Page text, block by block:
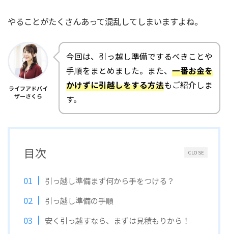
やることがたくさんあって混乱してしまいますよね。
ライフアドバイ
ザーさくら
今回は、引っ越し準備でするべきことや
手順をまとめました。また、 一番お金を
かけずに引越しをする方法もご紹介しま
す。
CLOSE
目次
引っ越し準備まず何から手をつける？
引っ越し準備の手順
安く引っ越すなら、まずは見積もりから！